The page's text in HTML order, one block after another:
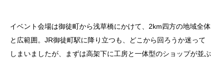
イベント会場は御徒町から浅草橋にかけて、2km四方の地域全体
と広範囲。JR御徒町駅に降り立つも、どこから回ろうか迷って
しまいましたが、まずは高架下に工房と一体型のショップが並ぶ